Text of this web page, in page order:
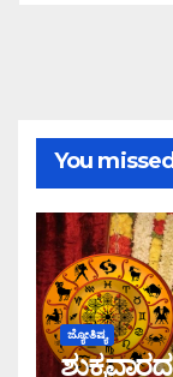
You
ಜ್ಯೋತಿಷ್ಯ